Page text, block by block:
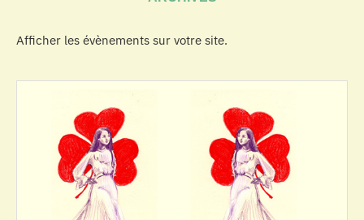
Afficher les évènements sur votre site.